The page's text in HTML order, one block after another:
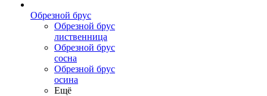
Обрезной брус
Обрезной брус
лиственница
Обрезной брус
сосна
Обрезной брус
осина
Ещё